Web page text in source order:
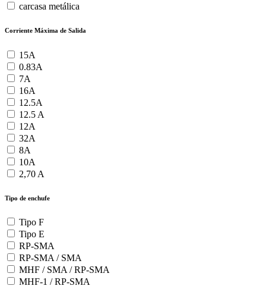
carcasa metálica
Corriente Máxima de Salida
15A
0.83A
7A
16A
12.5A
12.5 A
12A
32A
8A
10A
2,70 A
Tipo de enchufe
Tipo F
Tipo E
RP-SMA
RP-SMA / SMA
MHF / SMA / RP-SMA
MHF-1 / RP-SMA